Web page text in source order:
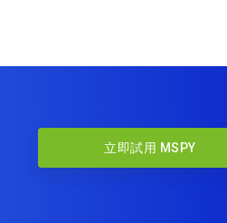
立即試用 MSPY